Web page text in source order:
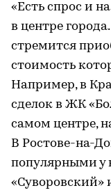
«Есть спрос и
в центре
стремится
стоимость
Например, в
сделок в ЖК
самом центре,
В Ростове-на-
популярными у
«Суворовский»